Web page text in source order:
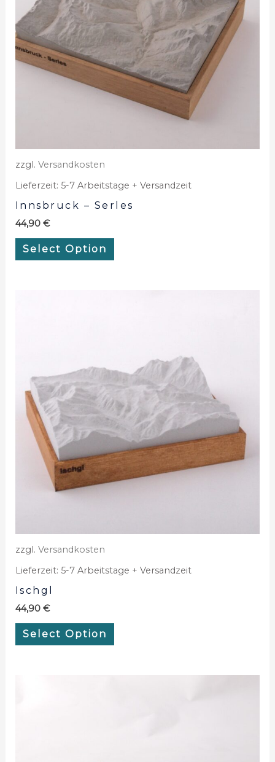
zzgl. Versandkosten
Lieferzeit: 5-7 Arbeitstage + Versandzeit
Innsbruck – Serles
44,90 €
Select Option
zzgl. Versandkosten
Lieferzeit: 5-7 Arbeitstage + Versandzeit
Ischgl
44,90 €
Select Option